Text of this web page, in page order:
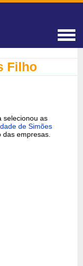
Filho
selecionou as
de Simões
empresas.